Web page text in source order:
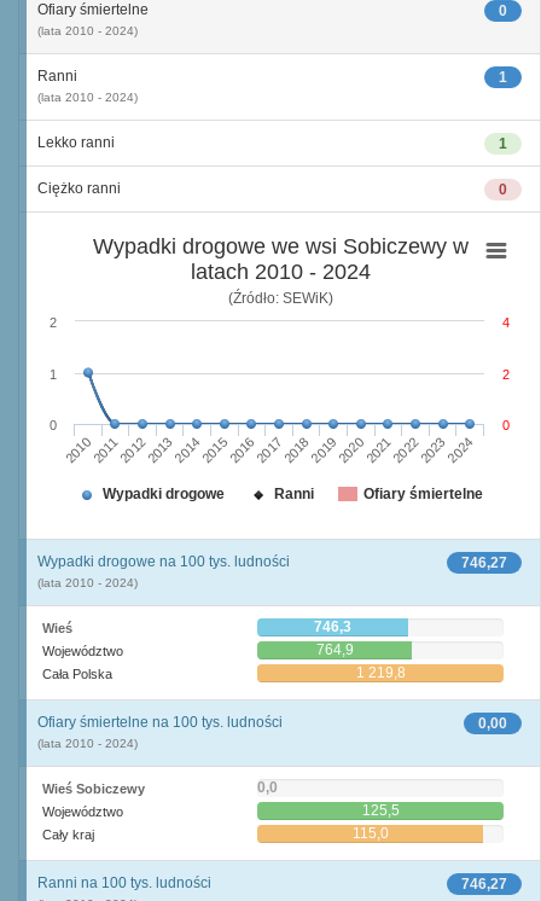
0
Ofiary śmiertelne
(lata 2010 - 2024)
1
Ranni
(lata 2010 - 2024)
1
Lekko ranni
0
Ciężko ranni
Wypadki drogowe we wsi Sobiczewy w
latach 2010 - 2024
(Źródło: SEWiK)
201020112012201320142015201620172018201920202021202220232024
0
1
2
0
2
4
Wypadki drogowe Ranni Ofiary śmiertelne
746,27
Wypadki drogowe na 100 tys. ludności
(lata 2010 - 2024)
Wieś 746,3
Województwo 764,9
Cała Polska 1 219,8
0,00
Ofiary śmiertelne na 100 tys. ludności
(lata 2010 - 2024)
Wieś Sobiczewy 0,0
Województwo 125,5
Cały kraj 115,0
746,27
Ranni na 100 tys. ludności